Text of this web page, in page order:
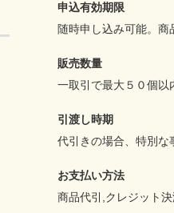
申込有効期限
随時申し込み可能。商
販売数量
一取引で最大５０個以
引渡し時期
代引きの場合、特別な
お支払い方法
商品代引,クレジット